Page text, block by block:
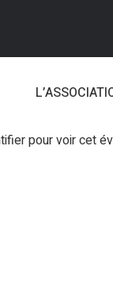
pour voir cet